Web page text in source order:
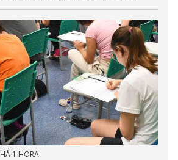
HÁ 1 HORA